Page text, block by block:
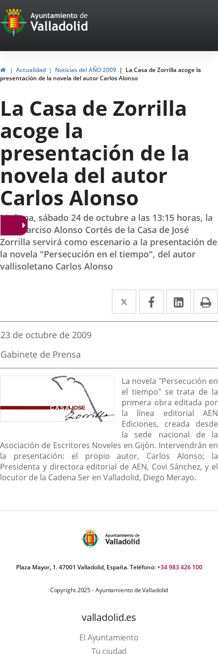
Portal
Web
del
Ayuntamiento
de
Valladolid
HomeActualidad Noticias del AÑO 2009
La Casa de Zorrilla acoge la
presentación de la novela del autor Carlos Alonso
La Casa de Zorrilla
acoge la
presentación de la
novela del autor
Carlos Alonso
Mañana, sábado 24 de octubre a las 13:15 horas, la
Sala Narciso Alonso Cortés de la Casa de José
Zorrilla servirá como escenario a la presentación de
la novela "Persecución en el tiempo", del autor
vallisoletano Carlos Alonso
Twitter
Enlace
a
externa.
Facebook
Enlace
a
externa.
Enlace
a
Fecha
la
noticia
23 de octubre de 2009
Fuente
la
Gabinete de Prensa
Descripción
La novela "Persecución en
el tiempo" se trata de la
primera obra editada por
la línea editorial AEN
Ediciones, creada desde
la sede nacional de la
Asociación de Escritores Noveles en Gijón. Intervendrán en
la presentación: el propio autor, Carlos Alonso; la
Presidenta y directora editorial de AEN, Covi Sánchez, y el
locutor de la Cadena Ser en Valladolid, Diego Merayo.
Plaza Mayor, 1. 47001 Valladolid, España. Teléfono:+34 983 426 100
Copyright 2025 - Ayuntamiento de Valladolid
valladolid.es
El Ayuntamiento
Tu ciudad